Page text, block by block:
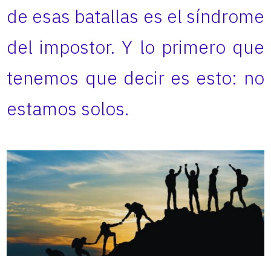
de esas batallas es el síndrome
del impostor. Y lo primero que
tenemos que decir es esto: no
estamos solos.